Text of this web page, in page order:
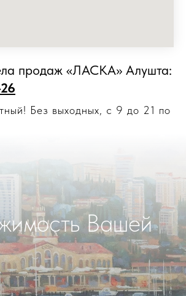
продаж «ЛАСКА» Алушта:
Без выходных, с 9 до 21 по
Вашей